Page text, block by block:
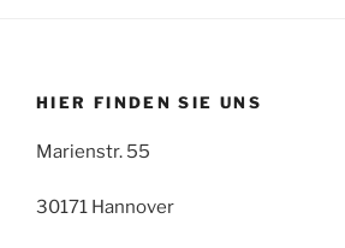
HIER FINDEN SIE UNS
Marienstr. 55
30171 Hannover